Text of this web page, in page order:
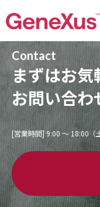
Contact
まずはお気
お問い合わ
[営業時間] 9:00 〜 18:00（